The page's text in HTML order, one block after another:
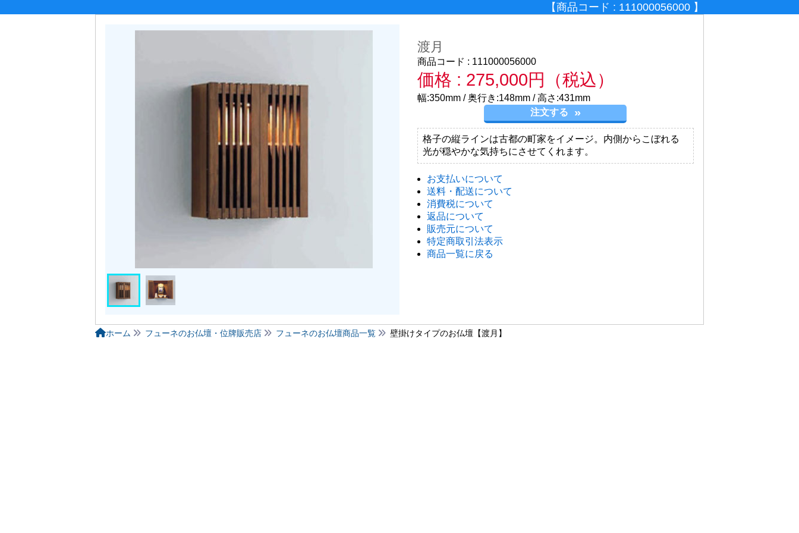
【商品コード : 111000056000 】
渡月
商品コード : 111000056000
価格 : 275,000円 （税込）
幅:350mm / 奥行き:148mm / 高さ:431mm
注文する
格子の縦ラインは古都の町家をイメージ。内側からこぼれる
光が穏やかな気持ちにさせてくれます。
お支払いについて
送料・配送について
消費税について
返品について
販売元について
特定商取引法表示
商品一覧に戻る
ホーム フューネのお仏壇・位牌販売店 フューネのお仏壇商品一覧 壁掛けタイプのお仏壇【渡月】